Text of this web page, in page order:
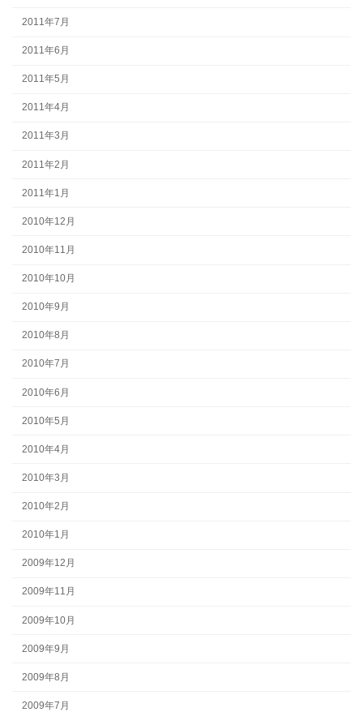
2011年7月
2011年6月
2011年5月
2011年4月
2011年3月
2011年2月
2011年1月
2010年12月
2010年11月
2010年10月
2010年9月
2010年8月
2010年7月
2010年6月
2010年5月
2010年4月
2010年3月
2010年2月
2010年1月
2009年12月
2009年11月
2009年10月
2009年9月
2009年8月
2009年7月